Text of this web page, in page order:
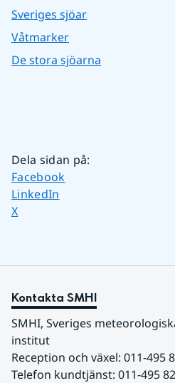
Sveriges sjöar
Våtmarker
De stora sjöarna
Dela sidan på:
Dela sidan på
Facebook
Dela sidan på
LinkedIn
Dela sidan på
X
Kontakta SMHI
SMHI, Sveriges
institut
Reception och växel: 011-495
Telefon kundtjänst: 011-495